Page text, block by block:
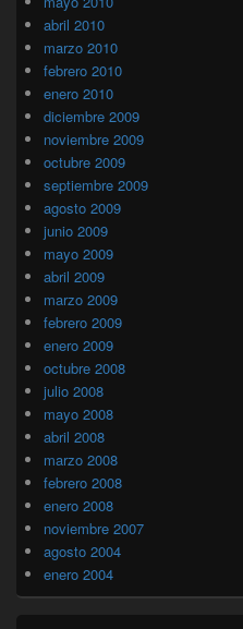
abril 2010
marzo 2010
febrero 2010
enero 2010
diciembre 2009
noviembre 2009
octubre 2009
septiembre 2009
agosto 2009
junio 2009
mayo 2009
abril 2009
marzo 2009
febrero 2009
enero 2009
octubre 2008
julio 2008
mayo 2008
abril 2008
marzo 2008
febrero 2008
enero 2008
noviembre 2007
agosto 2004
enero 2004